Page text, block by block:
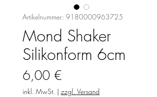
Artikelnummer: 9180000963725
Mond Shaker
Silikonform 6cm
6,00 €
inkl. MwSt. | zzgl. Versand